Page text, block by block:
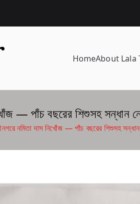
HomeAbout Lala
— পাঁচ বছরের শিশুসহ সন্ধান
নমিতা দাস নিখোঁজ — পাঁচ বছরের শিশুসহ